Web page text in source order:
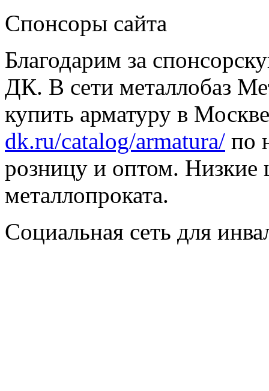
Спонсоры сайта
Благодарим за
ДК. В сети металлобаз
купить арматуру в
dk.ru/catalog/armatura/ по
розницу и оптом. Низкие
металлопроката.
Социальная сеть для